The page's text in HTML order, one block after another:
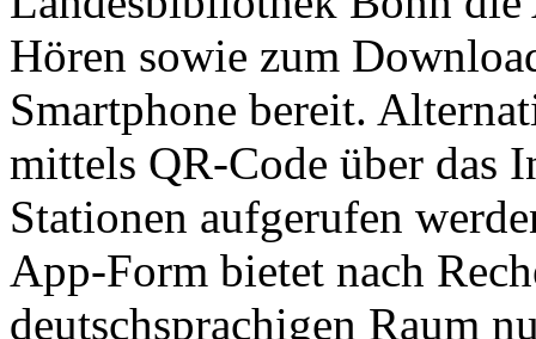
Hören sowie zum
Smartphone bereit.
mittels QR-Code über das
Stationen aufgerufen
App-Form bietet nach
deutschsprachigen Raum